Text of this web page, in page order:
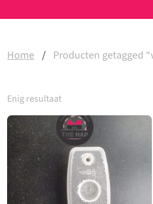
Home / Producten getagged
Enig resultaat